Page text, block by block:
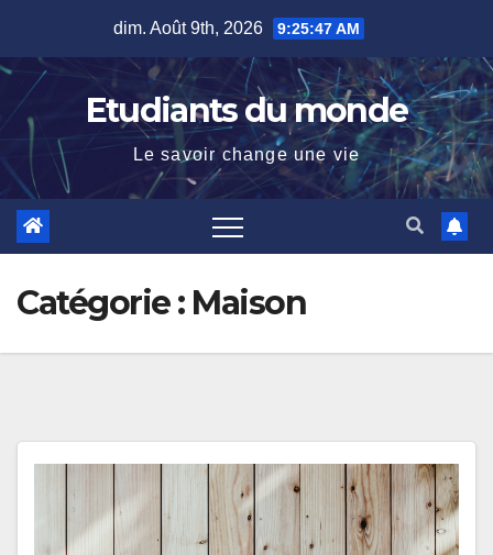
content
dim. Août 9th, 2026 9:25:48 AM
Etudiants du monde
Le savoir change une vie
Catégorie : Maison